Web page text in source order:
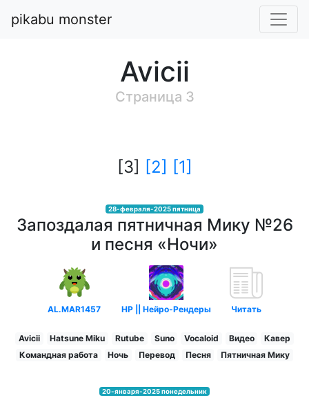
pikabu monster
Avicii
Cтраница 3
[3] [2] [1]
28-февраля-2025 пятница
Запоздалая пятничная Мику №26
и песня «Ночи»
AL.MAR1457 НР || Нейро-Рендеры Читать
Avicii Hatsune Miku Rutube Suno Vocaloid Видео
Кавер
Командная работа
Ночь Перевод Песня Пятничная Мику
20-января-2025 понедельник